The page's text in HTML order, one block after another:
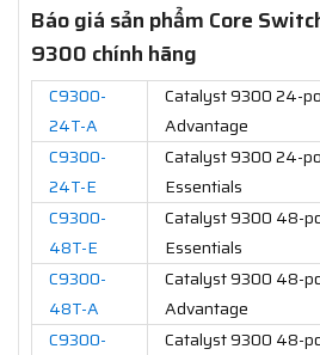
Báo giá sản phẩm Core
9300 chính hãng
C9300-
24T-A
Catalyst 9300 24-
Advantage
C9300-
24T-E
Catalyst 9300 24-
Essentials
C9300-
48T-E
Catalyst 9300 48-
Essentials
C9300-
48T-A
Catalyst 9300 48-
Advantage
C9300-
Catalyst 9300 48-